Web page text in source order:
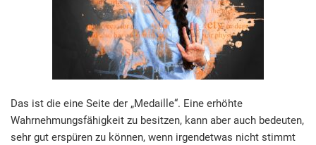
Das ist die eine Seite der „Medaille“. Eine erhöhte
Wahrnehmungsfähigkeit zu besitzen, kann aber auch bedeuten,
sehr gut erspüren zu können, wenn irgendetwas nicht stimmt